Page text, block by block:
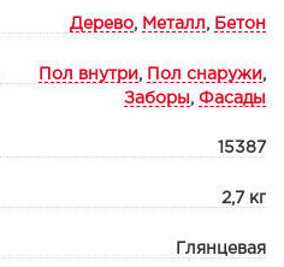
Дерево, Металл , Бетон
Пол внутри , Пол снаружи ,
Заборы , Фасады
15387
2,7 кг
Глянцевая